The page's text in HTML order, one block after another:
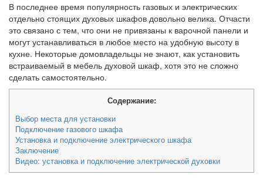
В последнее время популярность газовых и электрических
отдельно стоящих духовых шкафов довольно велика. Отчасти
это связано с тем, что они не привязаны к варочной панели и
могут устанавливаться в любое место на удобную высоту в
кухне. Некоторые домовладельцы не знают, как установить
встраиваемый в мебель духовой шкаф, хотя это не сложно
сделать самостоятельно.
Содержание:
Выбор места для установки
Подключение газового шкафа
Установка и подключение электрического шкафа
Заключение
Видео: установка и подключение электрической духовки